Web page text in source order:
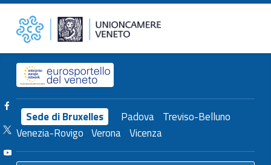
Formazione mediatori e funzionari CCIAA Triveneto – Unioncamere del Veneto Unioncamere del Veneto
Header info sidebar
Sede di Bruxelles Padova Treviso-Belluno
Venezia-Rovigo Verona Vicenza
Facebook Unioncamere Veneto
Twitter Unioncamere Veneto
Youtube Unioncamere Veneto
Ricerca per: